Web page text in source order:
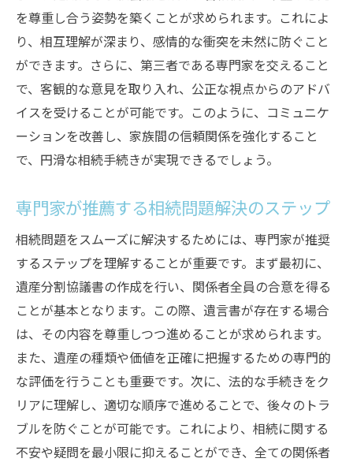
を尊重し合う姿勢を築くことが求められます。これによ
り、相互理解が深まり、感情的な衝突を未然に防ぐこと
ができます。さらに、第三者である専門家を交えること
で、客観的な意見を取り入れ、公正な視点からのアドバ
イスを受けることが可能です。このように、コミュニケ
ーションを改善し、家族間の信頼関係を強化すること
で、円滑な相続手続きが実現できるでしょう。
専門家が推薦する相続問題解決のステップ
相続問題をスムーズに解決するためには、専門家が推奨
するステップを理解することが重要です。まず最初に、
遺産分割協議書の作成を行い、関係者全員の合意を得る
ことが基本となります。この際、遺言書が存在する場合
は、その内容を尊重しつつ進めることが求められます。
また、遺産の種類や価値を正確に把握するための専門的
な評価を行うことも重要です。次に、法的な手続きをク
リアに理解し、適切な順序で進めることで、後々のトラ
ブルを防ぐことが可能です。これにより、相続に関する
不安や疑問を最小限に抑えることができ、全ての関係者